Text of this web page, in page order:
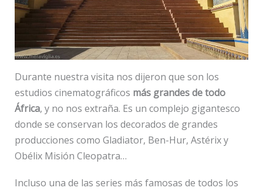
Durante nuestra visita nos dijeron que son los
estudios cinematográficos más grandes de todo
África, y no nos extraña. Es un complejo gigantesco
donde se conservan los decorados de grandes
producciones como Gladiator, Ben-Hur, Astérix y
Obélix Misión Cleopatra…
Incluso una de las series más famosas de todos los